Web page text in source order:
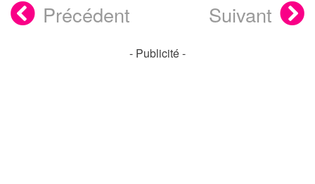
Précédent Suivant
- Publicité -